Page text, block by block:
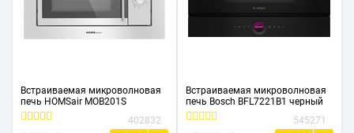
Встраиваемая микроволновая
печь HOMSair MOB201S
402832
Встраиваемая микроволновая
печь Bosch BFL7221B1 черный
545271